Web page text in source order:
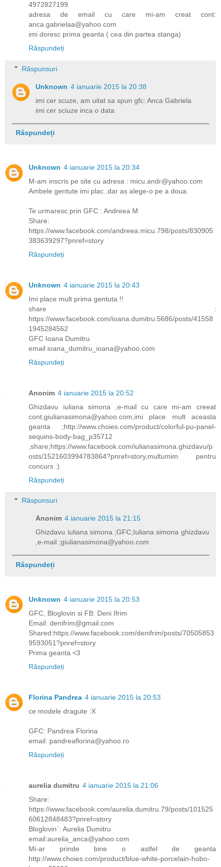
4972827199
adresa de email cu care mi-am creat cont:
anca.gabrielaa@yahoo.com
imi doresc prima geanta ( cea din partea stanga)
Răspundeți
Răspunsuri
Unknown 4 ianuarie 2015 la 20:38
imi cer scuze, am uitat sa spun gfc: Anca Gabriela
imi cer sciuze inca o data
Răspundeți
Unknown 4 ianuarie 2015 la 20:34
M-am inscris pe site cu adresa : micu.andr@yahoo.com
Ambele gentute imi plac..dar as alege-o pe a doua.
Te urmaresc prin GFC : Andreea M
Share:
https://www.facebook.com/andreea.micu.798/posts/830905
383639297?pnref=story
Răspundeți
Unknown 4 ianuarie 2015 la 20:43
Imi place mult prima gentuta !!
share :
https://www.facebook.com/ioana.dumitru.5686/posts/41558
1945284562
GFC Ioana Dumitru
email ioana_dumitru_ioana@yahoo.com
Răspundeți
Anonim 4 ianuarie 2015 la 20:52
Ghizdavu iuliana simona ;e-mail cu care mi-am creeat
cont;giulianasimona@yahoo.com,imi place mult aceasta
geanta ;http://www.choies.com/product/colorful-pu-panel-
sequins-body-bag_p35712
,share;https://www.facebook.com/iulianasimona.ghizdavu/p
osts/1521603994783864?pnref=story,multumim pentru
concurs :)
Răspundeți
Răspunsuri
Anonim 4 ianuarie 2015 la 21:15
Ghizdavu iuliana simona ;GFC;Iuliana simona ghizdavu
,e-mail ;giulianasimona@yahoo.com
Răspundeți
Unknown 4 ianuarie 2015 la 20:53
GFC, Bloglovin si FB: Deni Ifrim
Email: denifrim@gmail.com
Shared:https://www.facebook.com/denifrim/posts/70505853
9593051?pnref=story
Prima geanta <3
Răspundeți
Florina Pandrea 4 ianuarie 2015 la 20:53
ce modele dragute :X
GFC: Pandrea Florina
email: pandreaflorina@yahoo.ro
Răspundeți
aurelia dumitru 4 ianuarie 2015 la 21:06
Share:
https://www.facebook.com/aurelia.dumitru.79/posts/101525
60612848483?pnref=story
Bloglovin`: Aurelia Dumitru
email:aurelia_anca@yahoo.com
Mi-ar prinde bine o astfel de geanta
http://www.choies.com/product/blue-white-porcelain-hobo-